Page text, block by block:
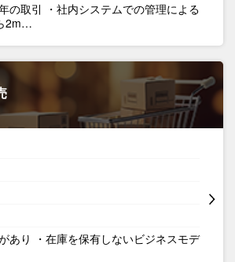
の取引 ・社内システムでの管理による
2m…
あり ・在庫を保有しないビジネスモデ